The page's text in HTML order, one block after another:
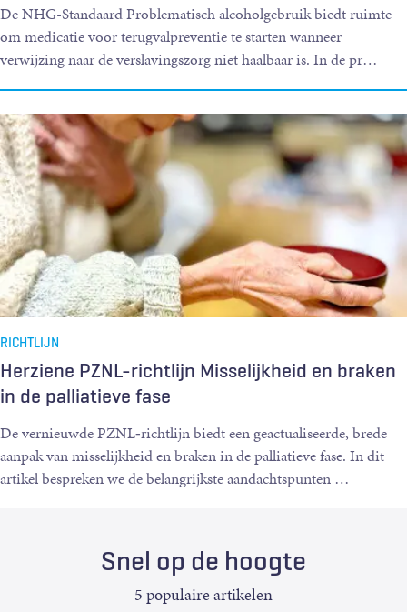
De NHG-Standaard Problematisch alcoholgebruik biedt ruimte
om medicatie voor terugvalpreventie te starten wanneer
verwijzing naar de verslavingszorg niet haalbaar is. In de pr…
Herziene PZNL-richtlijn Misselijkheid en braken
in de palliatieve fase
RICHTLIJN
De vernieuwde PZNL‑richtlijn biedt een geactualiseerde, brede
aanpak van misselijkheid en braken in de palliatieve fase. In dit
artikel bespreken we de belangrijkste aandachtspunten …
Snel op de hoogte
5 populaire artikelen